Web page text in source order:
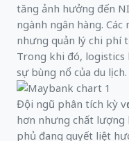
tăng ảnh hưởng đến
ngành ngân hàng.
nhưng quản lý chi phí
Trong khi đó,
sự bùng nổ của du lịch.
Đội ngũ phân tích kỳ
hơn nhưng chất lượng
phủ đang quyết liệt